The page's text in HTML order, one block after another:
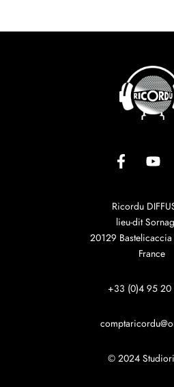
Ricordu
lieu-dit
20129
France
+33 (0)4 95 20
© 2024